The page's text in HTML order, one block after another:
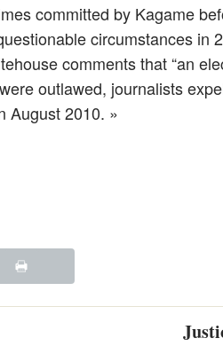
committed by Kagame
circumstances in
comments that “an
outlawed, journalists
August 2010. »